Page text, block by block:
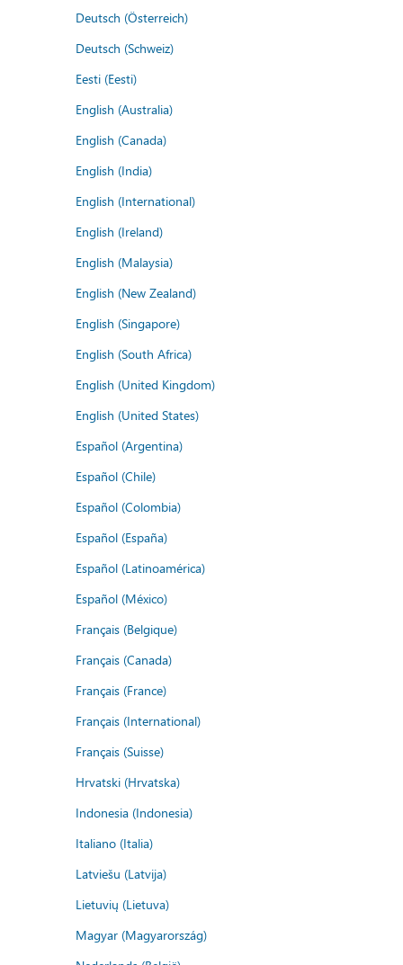
Deutsch (Österreich)
Deutsch (Schweiz)
Eesti (Eesti)
English (Australia)
English (Canada)
English (India)
English (International)
English (Ireland)
English (Malaysia)
English (New Zealand)
English (Singapore)
English (South Africa)
English (United Kingdom)
English (United States)
Español (Argentina)
Español (Chile)
Español (Colombia)
Español (España)
Español (Latinoamérica)
Español (México)
Français (Belgique)
Français (Canada)
Français (France)
Français (International)
Français (Suisse)
Hrvatski (Hrvatska)
Indonesia (Indonesia)
Italiano (Italia)
Latviešu (Latvija)
Lietuvių (Lietuva)
Magyar (Magyarország)